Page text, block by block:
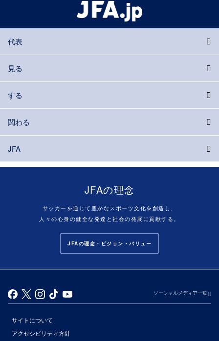
代表
見る
する
関わる
JFA
JFAの理念
サッカーを通じて豊かなスポーツ文化を創造し、
人々の心身の健全な発達と社会の発展に貢献する。
JFAの理念・ビジョン・バリュー
ソーシャルメディア一覧
サイトについて
アクセシビリティ方針